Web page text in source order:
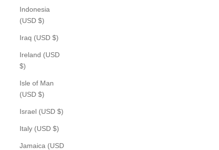
Indonesia
(USD $)
Iraq (USD $)
Ireland (USD
$)
Isle of Man
(USD $)
Israel (USD $)
Italy (USD $)
Jamaica (USD